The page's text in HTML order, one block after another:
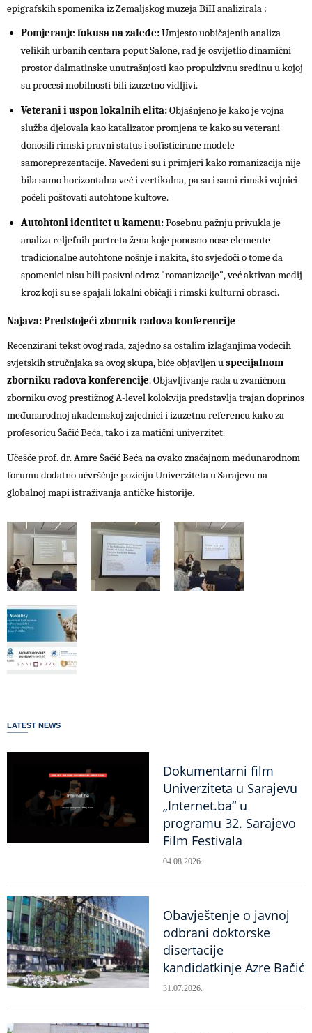
epigrafskih spomenika iz Zemaljskog muzeja BiH analizirala :
Pomjeranje fokusa na zaleđe:Umjesto uobičajenih analiza
velikih urbanih centara poput Salone, rad je osvijetlio dinamični
prostor dalmatinske unutrašnjosti kao propulzivnu sredinu u kojoj
su procesi mobilnosti bili izuzetno vidljivi.
Veterani i uspon lokalnih elita:Objašnjeno je kako je vojna
služba djelovala kao katalizator promjena te kako su veterani
donosili rimski pravni status i sofisticirane modele
samoreprezentacije. Navedeni su i primjeri kako romanizacija nije
bila samo horizontalna već i vertikalna, pa su i sami rimski vojnici
počeli poštovati autohtone kultove.
Autohtoni identitet u kamenu:Posebnu pažnju privukla je
analiza reljefnih portreta žena koje ponosno nose elemente
tradicionalne autohtone nošnje i nakita, što svjedoči o tome da
spomenici nisu bili pasivni odraz "romanizacije", već aktivan medij
kroz koji su se spajali lokalni običaji i rimski kulturni obrasci.
Najava: Predstojeći zbornik radova konferencije
Recenzirani tekst ovog rada, zajedno sa ostalim izlaganjima vodećih
svjetskih stručnjaka sa ovog skupa, biće objavljen uspecijalnom
zborniku radova konferencije. Objavljivanje rada u zvaničnom
zborniku ovog prestižnog A-level kolokvija predstavlja trajan doprinos
međunarodnoj akademskoj zajednici i izuzetnu referencu kako za
profesoricu Šačić Beća, tako i za matični univerzitet.
Učešće prof. dr. Amre Šačić Beća na ovako značajnom međunarodnom
forumu dodatno učvršćuje poziciju Univerziteta u Sarajevu na
globalnoj mapi istraživanja antičke historije.
LATEST NEWS
Dokumentarni film
Univerziteta u Sarajevu
„Internet.ba“ u
programu 32. Sarajevo
Film Festivala
04.08.2026.
Obavještenje o javnoj
odbrani doktorske
disertacije
kandidatkinje Azre Bačić
31.07.2026.